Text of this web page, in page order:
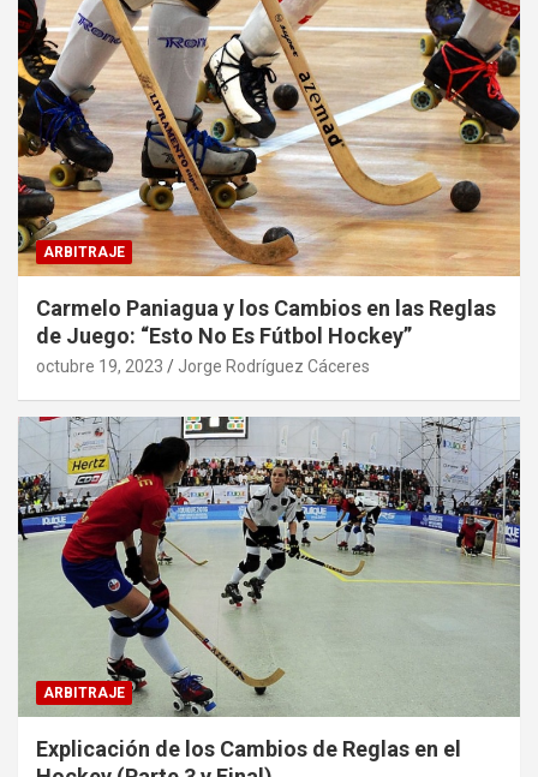
ARBITRAJE
Carmelo Paniagua y los Cambios en las Reglas
de Juego: “Esto No Es Fútbol Hockey”
octubre 19, 2023 Jorge Rodríguez Cáceres
ARBITRAJE
Explicación de los Cambios de Reglas en el